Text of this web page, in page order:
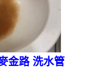
金路 洗水管